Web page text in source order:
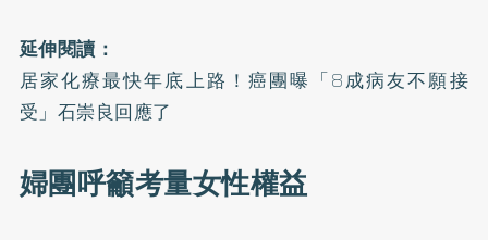
延伸閱讀：
居家化療最快年底上路！癌團曝「8成病友不願接
受」石崇良回應了
婦團呼籲考量女性權益